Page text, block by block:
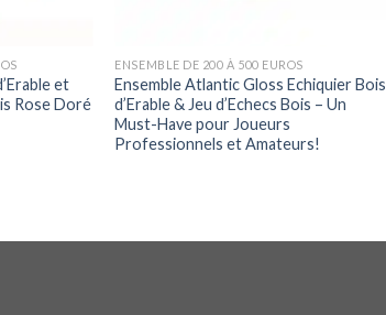
et
Rose Doré
ENSEMBLE DE 200 À 500 EUROS
Ensemble Atlantic Gloss Echiquier Bois
d’Erable & Jeu d’Echecs Bois – Un
Must-Have pour Joueurs
Professionnels et Amateurs!